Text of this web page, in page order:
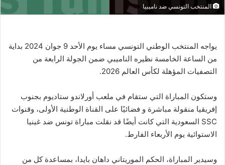
المنتخب التونسي ضد ناميبيا
يواجه المنتخب الوطني التونسي مساء يوم الأحد 9 جوان 2024 بداية
من الساعة الخامسة نظيره الناميبي ضمن الجولة الرابعة من
التصفيات المؤهلة لكأس العالم 2026.
وستكون المباراة التي ستقام في ملعب أورلاندو ستاديوم بجنوب
إفريقيا منقولة مباشرة و فضائيًا على القناة الوطنية الأولى، وقنوات
SSC السعودية التي كانت أيضًا قد نقلت مباراة تونس ضد غينيا
الاستوائية يوم الأربعاء الفارط.
وسيدير المباراة، الحكم الموريتاني داهان بايدا، بمساعدة كل من